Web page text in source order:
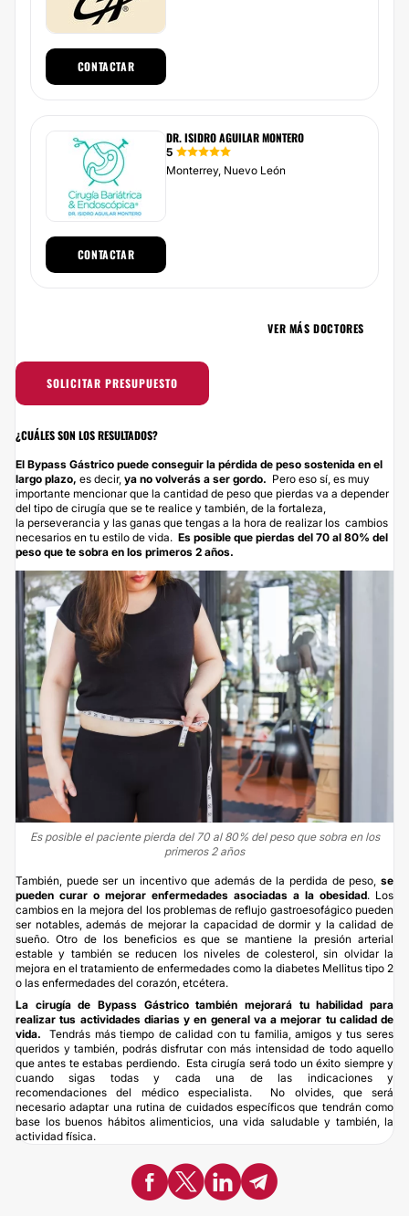
CONTACTAR
DR. ISIDRO AGUILAR MONTERO
5
Monterrey, Nuevo León
CONTACTAR
VER MÁS DOCTORES
SOLICITAR PRESUPUESTO
¿CUÁLES SON LOS RESULTADOS?
El Bypass Gástrico puede conseguir la pérdida de peso sostenida en el
largo plazo, es decir, ya no volverás a ser gordo. Pero eso sí, es muy
importante mencionar que la cantidad de peso que pierdas va a depender
del tipo de cirugía que se te realice y también, de la fortaleza,
la perseverancia y las ganas que tengas a la hora de realizar los cambios
necesarios en tu estilo de vida. Es posible que pierdas del 70 al 80% del
peso que te sobra en los primeros 2 años.
Es posible el paciente pierda del 70 al 80% del peso que sobra en los
primeros 2 años
También, puede ser un incentivo que además de la perdida de peso, se
pueden curar o mejorar enfermedades asociadas a la obesidad. Los
cambios en la mejora del los problemas de reflujo gastroesofágico pueden
ser notables, además de mejorar la capacidad de dormir y la calidad de
sueño. Otro de los beneficios es que se mantiene la presión arterial
estable y también se reducen los niveles de colesterol, sin olvidar la
mejora en el tratamiento de enfermedades como la diabetes Mellitus tipo 2
o las enfermedades del corazón, etcétera.
La cirugía de Bypass Gástrico también mejorará tu habilidad para
realizar tus actividades diarias y en general va a mejorar tu calidad de
vida.Tendrás más tiempo de calidad con tu familia, amigos y tus seres
queridos y también, podrás disfrutar con más intensidad de todo aquello
que antes te estabas perdiendo. Esta cirugía será todo un éxito siempre y
cuando sigas todas y cada una de las indicaciones y
recomendaciones del médico especialista. No olvides, que será
necesario adaptar una rutina de cuidados específicos que tendrán como
base los buenos hábitos alimenticios, una vida saludable y también, la
actividad física.